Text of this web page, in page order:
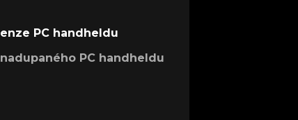
PC handheldu
PC handheldu